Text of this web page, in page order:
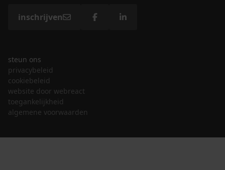
inschrijven
steun ons
privacybeleid
cookiebeleid
website door webreact
toegankelijkheid
algemene voorwaarden